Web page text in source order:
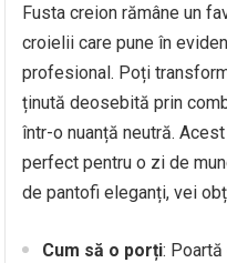
Fusta creion rămâne un
croielii care pune în
profesional. Poți
ținută deosebită prin
într-o nuanță neutră.
perfect pentru o zi de
de pantofi eleganți, vei
Cum să o porți: